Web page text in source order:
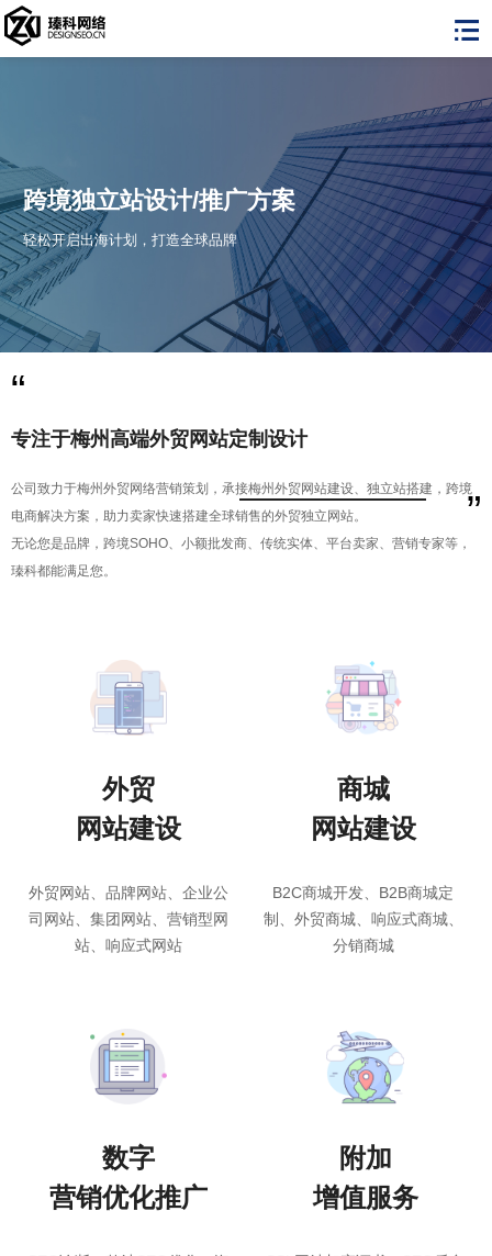
跨境独立站设计/推广方案
轻松开启出海计划，打造全球品牌
“
专注于梅州高端外贸网站定制设计
公司致力于梅州外贸网络营销策划，承接梅州外贸网站建设、独立站搭建，跨境
电商解决方案，助力卖家快速搭建全球销售的外贸独立网站。
无论您是品牌，跨境SOHO、小额批发商、传统实体、平台卖家、营销专家等，
瑧科都能满足您。
”
外贸
网站建设
外贸网站、品牌网站、企业公
司网站、集团网站、营销型网
站、响应式网站
商城
网站建设
B2C商城开发、B2B商城定
制、外贸商城、响应式商城、
分销商城
数字
营销优化推广
附加
增值服务